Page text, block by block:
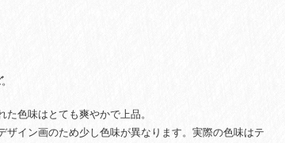
。
色味はとても爽やかで上品。
イン画のため少し色味が異なります。実際の色味はテ